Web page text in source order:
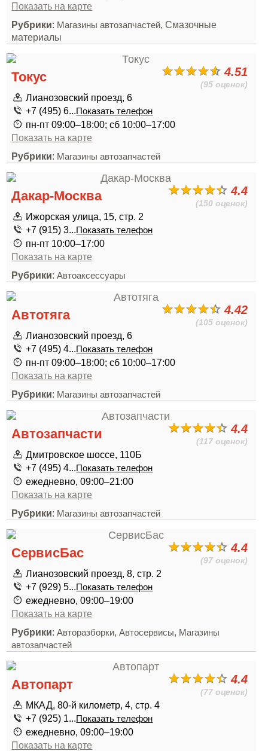
Показать на карте
Рубрики: Магазины автозапчастей, Смазочные
материалы
4.51
(95 оценок)
Токус
Лианозовский проезд, 6
+7 (495) 6...Показать телефон
пн-пт 09:00–18:00; сб 10:00–17:00
Показать на карте
Рубрики: Магазины автозапчастей
4.4
(150 оценок)
Дакар-Москва
Ижорская улица, 15, стр. 2
+7 (915) 3...Показать телефон
пн-пт 10:00–17:00
Показать на карте
Рубрики:Автоаксессуары
4.42
(105 оценок)
Автотяга
Лианозовский проезд, 6
+7 (495) 4...Показать телефон
пн-пт 09:00–18:00; сб 10:00–17:00
Показать на карте
Рубрики: Магазины автозапчастей
4.4
(117 оценок)
Автозапчасти
Дмитровское шоссе, 110Б
+7 (495) 4...Показать телефон
ежедневно, 09:00–21:00
Показать на карте
Рубрики: Магазины автозапчастей
4.4
(97 оценок)
СервисБас
Лианозовский проезд, 8, стр. 2
+7 (929) 5...Показать телефон
ежедневно, 09:00–19:00
Показать на карте
Рубрики:Авторазборки,Автосервисы, Магазины
автозапчастей
4.4
(77 оценок)
Автопарт
МКАД, 80-й километр, 4, стр. 4
+7 (925) 1...Показать телефон
ежедневно, 09:00–19:00
Показать на карте